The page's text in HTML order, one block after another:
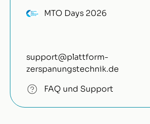
MTO Days 2026
support@plattform-
zerspanungstechnik.de
FAQ und Support